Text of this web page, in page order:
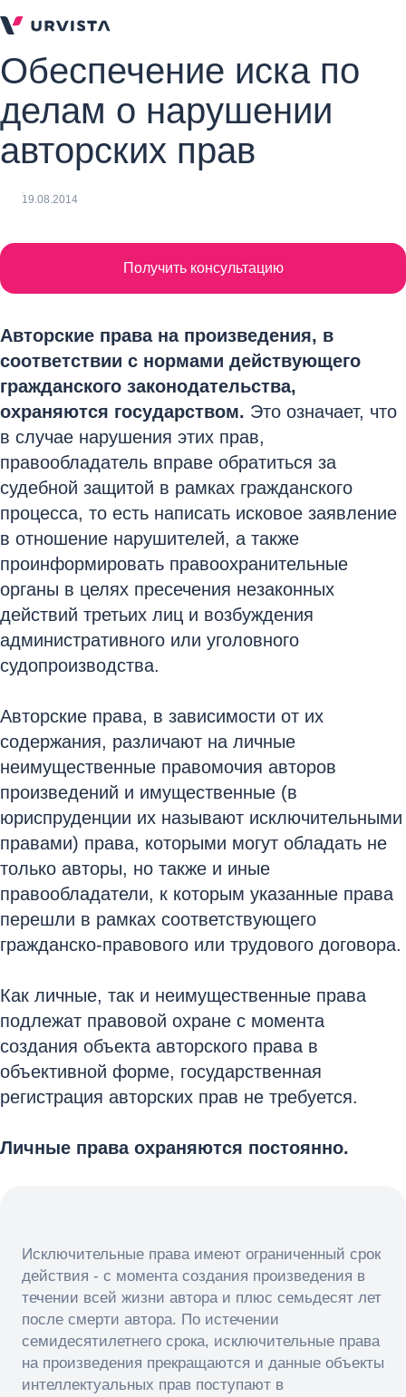
Обеспечение иска по
делам о нарушении
авторских прав
19.08.2014
Получить консультацию
Авторские права на произведения, в
соответствии с нормами действующего
гражданского законодательства,
охраняются государством. Это означает, что
в случае нарушения этих прав,
правообладатель вправе обратиться за
судебной защитой в рамках гражданского
процесса, то есть написать исковое заявление
в отношение нарушителей, а также
проинформировать правоохранительные
органы в целях пресечения незаконных
действий третьих лиц и возбуждения
административного или уголовного
судопроизводства.
Авторские права, в зависимости от их
содержания, различают на личные
неимущественные правомочия авторов
произведений и имущественные (в
юриспруденции их называют исключительными
правами) права, которыми могут обладать не
только авторы, но также и иные
правообладатели, к которым указанные права
перешли в рамках соответствующего
гражданско-правового или трудового договора.
Как личные, так и неимущественные права
подлежат правовой охране с момента
создания объекта авторского права в
объективной форме, государственная
регистрация авторских прав не требуется.
Личные права охраняются постоянно.
Исключительные права имеют ограниченный срок
действия - с момента создания произведения в
течении всей жизни автора и плюс семьдесят лет
после смерти автора. По истечении
семидесятилетнего срока, исключительные права
на произведения прекращаются и данные объекты
интеллектуальных прав поступают в